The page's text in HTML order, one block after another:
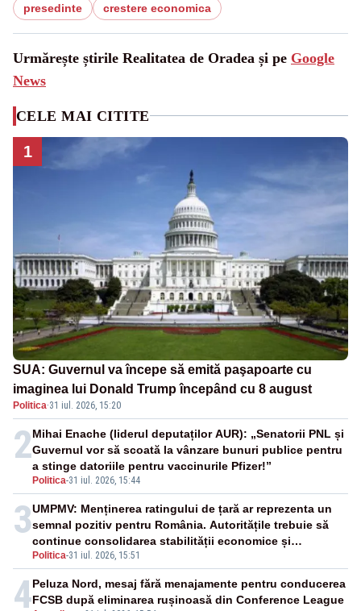
presedinte
crestere economica
Urmărește știrile Realitatea de Oradea și pe Google
News
CELE MAI CITITE
1
SUA: Guvernul va începe să emită paşapoarte cu
imaginea lui Donald Trump începând cu 8 august
Politica·31 iul. 2026, 15:20
2
Politica-31 iul. 2026, 15:44
Mihai Enache (liderul deputaților AUR): „Senatorii PNL și
Guvernul vor să scoată la vânzare bunuri publice pentru
a stinge datoriile pentru vaccinurile Pfizer!”
3
Politica-31 iul. 2026, 15:51
UMPMV: Menținerea ratingului de țară ar reprezenta un
semnal pozitiv pentru România. Autoritățile trebuie să
continue consolidarea stabilității economice și
financiare
4Peluza Nord, mesaj fără menajamente pentru conducerea
FCSB după eliminarea rușinoasă din Conference League